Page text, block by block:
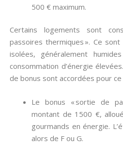
500 € maximum.
Certains logements sont
passoires thermiques ». Ce
isolées, généralement
consommation d’énergie
de bonus sont accordées pour ce
Le bonus « sortie de
montant de 1500 €,
gourmands en énergie.
alors de F ou G.